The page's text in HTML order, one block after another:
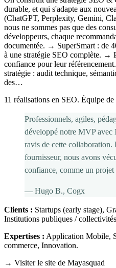
durable, et qui s'adapte aux
(ChatGPT, Perplexity, Gemini,
nous ne sommes pas que des
développeurs, chaque
documentée. → SuperSmart : de
à une stratégie SEO complète. →
confiance pour leur
stratégie : audit technique,
des…
11 réalisations en SEO. Équipe
Professionnels, agiles,
développé notre MVP avec
ravis de cette
fournisseur, nous avons
confiance, comme un
— Hugo B., Cogx
Clients : Startups (early stage),
Institutions publiques /
Expertises : Application Mobile,
commerce, Innovation.
→ Visiter le site de Mayasquad